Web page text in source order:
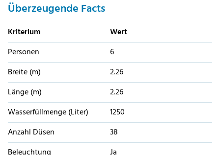
Überzeugende Facts
Kriterium
Wert
Personen
6
Breite (m)
2.26
Länge (m)
2.26
Wasserfüllmenge (Liter)
1250
Anzahl Düsen
38